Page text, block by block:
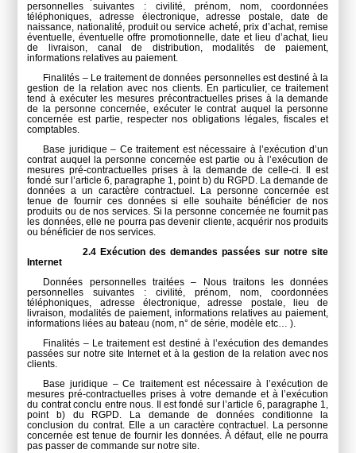
personnelles suivantes : civilité, prénom, nom, coordonnées
téléphoniques, adresse électronique, adresse postale, date de
naissance, nationalité, produit ou service acheté, prix d’achat, remise
éventuelle, éventuelle offre promotionnelle, date et lieu d’achat, lieu
de livraison, canal de distribution, modalités de paiement,
informations relatives au paiement.
Finalités – Le traitement de données personnelles est destiné à la
gestion de la relation avec nos clients. En particulier, ce traitement
tend à exécuter les mesures précontractuelles prises à la demande
de la personne concernée, exécuter le contrat auquel la personne
concernée est partie, respecter nos obligations légales, fiscales et
comptables.
Base juridique – Ce traitement est nécessaire à l’exécution d’un
contrat auquel la personne concernée est partie ou à l’exécution de
mesures pré-contractuelles prises à la demande de celle-ci. Il est
fondé sur l’article 6, paragraphe 1, point b) du RGPD. La demande de
données a un caractère contractuel. La personne concernée est
tenue de fournir ces données si elle souhaite bénéficier de nos
produits ou de nos services. Si la personne concernée ne fournit pas
les données, elle ne pourra pas devenir cliente, acquérir nos produits
ou bénéficier de nos services.
2.4 Exécution des demandes passées sur notre site
Internet
Données personnelles traitées – Nous traitons les données
personnelles suivantes : civilité, prénom, nom, coordonnées
téléphoniques, adresse électronique, adresse postale, lieu de
livraison, modalités de paiement, informations relatives au paiement,
informations liées au bateau (nom, n° de série, modèle etc… ).
Finalités – Le traitement est destiné à l’exécution des demandes
passées sur notre site Internet et à la gestion de la relation avec nos
clients.
Base juridique – Ce traitement est nécessaire à l’exécution de
mesures pré-contractuelles prises à votre demande et à l’exécution
du contrat conclu entre nous. Il est fondé sur l’article 6, paragraphe 1,
point b) du RGPD. La demande de données conditionne la
conclusion du contrat. Elle a un caractère contractuel. La personne
concernée est tenue de fournir les données. À défaut, elle ne pourra
pas passer de commande sur notre site.